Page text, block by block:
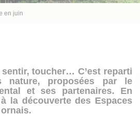
en juin
toucher… C’est reparti
nature, proposées par le
et ses partenaires. En
la découverte des Espaces